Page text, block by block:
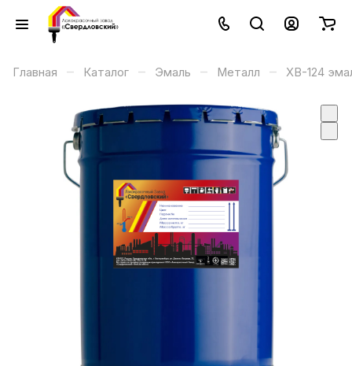
Главная – Каталог – Эмаль – Металл – ХВ-124